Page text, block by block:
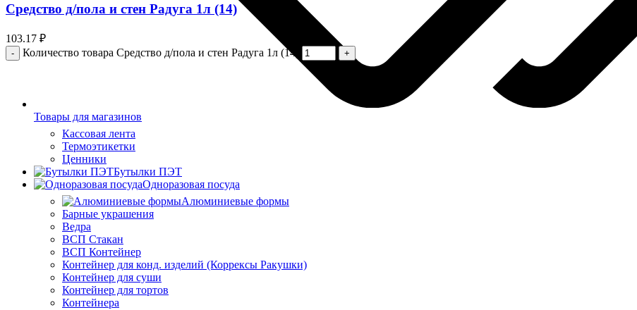
Товары для магазинов
Кассовая лента
Термоэтикетки
Ценники
Бутылки ПЭТ
Одноразовая посуда
Алюминиевые формы
Барные украшения
Ведра
ВСП Стакан
ВСП Контейнер
Контейнер для конд. изделий (Коррексы Ракушки)
Контейнер для суши
Контейнер для тортов
Контейнера
Средство д/пола и стен Радуга 1л (14)
103.17 ₽
Количество товара Средство д/пола и стен Радуга 1л (14)